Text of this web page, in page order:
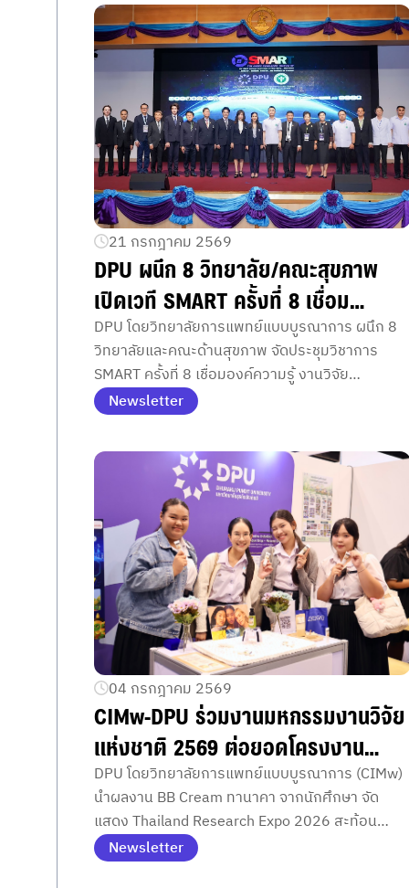
21 กรกฎาคม 2569
DPU ผนึก 8 วิทยาลัย/คณะสุขภาพ
เปิดเวที SMART ครั้งที่ 8 เชื่อม
แพทย์–วิจัย–ธุรกิจ สร้าง Health
Science Ecosystem ขับเคลื่อนไทยสู่
Medical & Wellness Hub สอดรับ
นโยบาย สธ. มุ่งป้องกันโรค
DPU โดยวิทยาลัยการแพทย์แบบบูรณาการ ผนึก 8
วิทยาลัยและคณะด้านสุขภาพ จัดประชุมวิชาการ
SMART ครั้งที่ 8 เชื่อมองค์ความรู้ งานวิจัย
นวัตกรรม และภาคธุรกิจ หนุนไทยสู่ Medical &
Wellness Hub สอดรับนโยบายสุขภาพเชิงป้องกัน
ของกระทรวงสาธารณสุข
Newsletter
04 กรกฎาคม 2569
CIMw-DPU ร่วมงานมหกรรมงานวิจัย
แห่งชาติ 2569 ต่อยอดโครงงาน
นักศึกษา สร้างนวัตกรรม BB Cream
รองพื้นผิวหน้าสูตรน้ำผสม “ทานาคา”
เสริมศักยภาพอุตสาหกรรมความงาม
ไทย
DPU โดยวิทยาลัยการแพทย์แบบบูรณาการ (CIMw)
นำผลงาน BB Cream ทานาคา จากนักศึกษา จัด
แสดง Thailand Research Expo 2026 สะท้อน
นวัตกรรมความงามไทยยุคใหม่ ต่อยอดงานวิจัยสู่เชิง
พาณิชย์ ความงาม ธรรมชาติ ไทย
Newsletter